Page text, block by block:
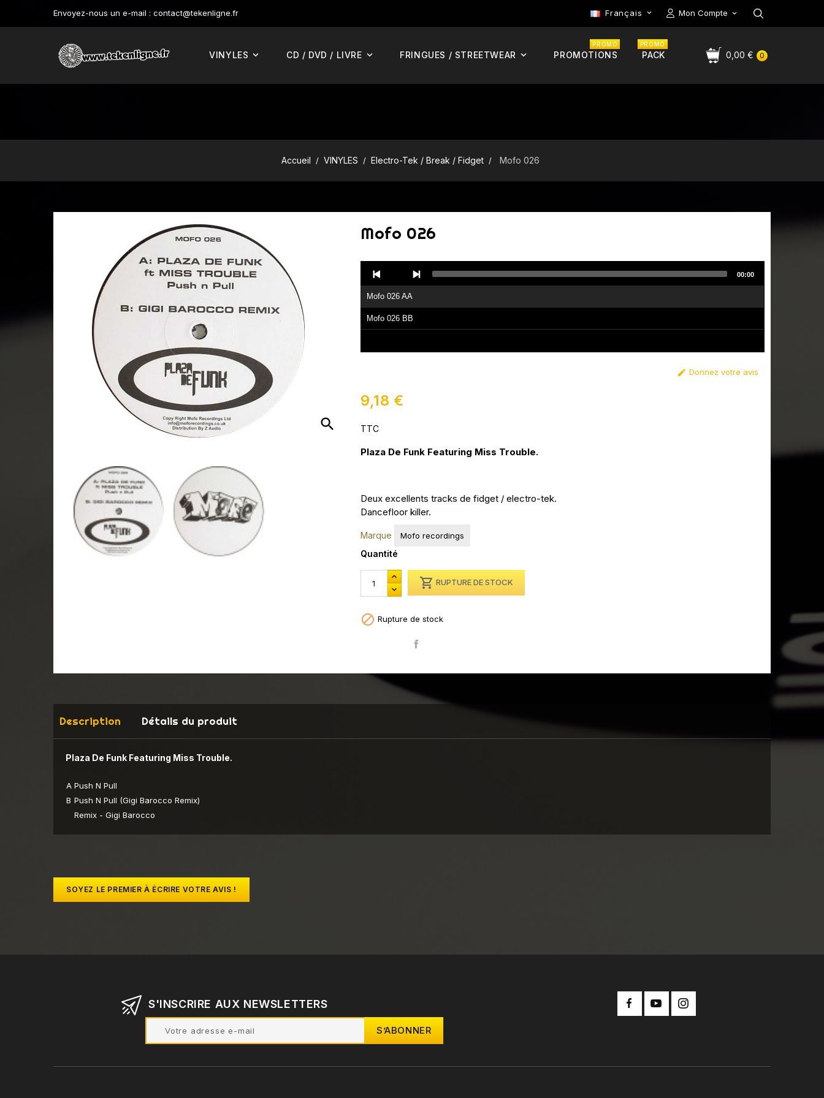
Envoyez-nous un e-mail : contact@tekenligne.fr Mon Compte
Français 
0
0,00 €
VINYLES CD / DVD / LIVRE FRINGUES / STREETWEAR PROMOTIONS
PROMO
PACK
PROMO
Accueil VINYLES Electro-Tek / Break / Fidget Mofo 026
search
Mofo 026
Player
Mofo 026 AA
Mofo 026 BB
00:00
 Donnez votre avis
9,18 €
TTC
Plaza De Funk Featuring Miss Trouble.
Deux excellents tracks de fidget / electro-tek.
Dancefloor killer.
Marque Mofo recordings
Quantité
 RUPTURE DE STOCK
 Rupture de stock
Description Détails du produit
Plaza De Funk Featuring Miss Trouble.
A Push N Pull
B Push N Pull (Gigi Barocco Remix)
Remix - Gigi Barocco
SOYEZ LE PREMIER À ÉCRIRE VOTRE AVIS !
S'INSCRIRE AUX NEWSLETTERS